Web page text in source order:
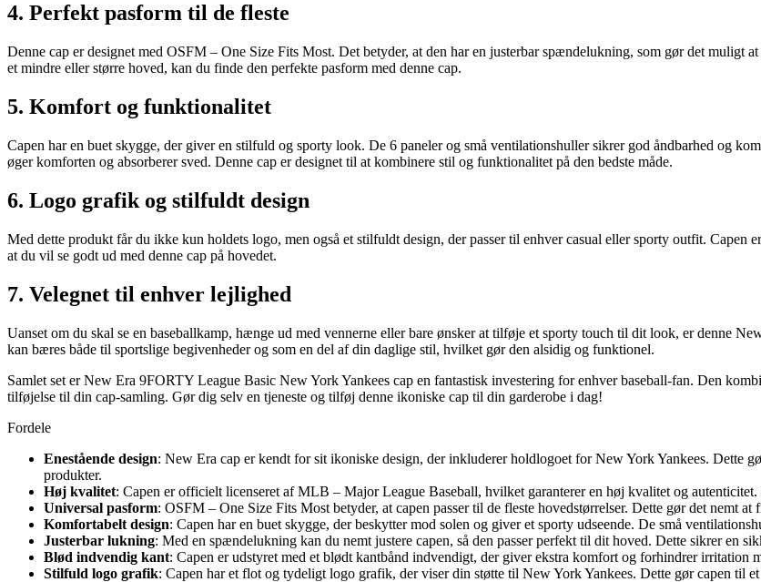
4. Perfekt pasform til de fleste
Denne cap er designet med OSFM – One Size Fits Most. Det betyder, at den har en justerbar spændelukning, som gør det muligt
et mindre eller større hoved, kan du finde den perfekte pasform med denne cap.
5. Komfort og funktionalitet
Capen har en buet skygge, der giver en stilfuld og sporty look. De 6 paneler og små ventilationshuller sikrer god åndbarhed og
øger komforten og absorberer sved. Denne cap er designet til at kombinere stil og funktionalitet på den bedste måde.
6. Logo grafik og stilfuldt design
Med dette produkt får du ikke kun holdets logo, men også et stilfuldt design, der passer til enhver casual eller sporty outfit.
at du vil se godt ud med denne cap på hovedet.
7. Velegnet til enhver lejlighed
Uanset om du skal se en baseballkamp, hænge ud med vennerne eller bare ønsker at tilføje et sporty touch til dit look, er denne
kan bæres både til sportslige begivenheder og som en del af din daglige stil, hvilket gør den alsidig og funktionel.
Samlet set er New Era 9FORTY League Basic New York Yankees cap en fantastisk investering for enhver baseball-fan. Den
tilføjelse til din cap-samling. Gør dig selv en tjeneste og tilføj denne ikoniske cap til din garderobe i dag!
Fordele
Enestående design: New Era cap er kendt for sit ikoniske design, der inkluderer holdlogoet for New York Yankees. Dette
produkter.
Høj kvalitet: Capen er officielt licenseret af MLB – Major League Baseball, hvilket garanterer en høj kvalitet og
Universal pasform: OSFM – One Size Fits Most betyder, at capen passer til de fleste hovedstørrelser. Dette gør det nemt
Komfortabelt design: Capen har en buet skygge, der beskytter mod solen og giver et sporty udseende. De små
Justerbar lukning: Med en spændelukning kan du nemt justere capen, så den passer perfekt til dit hoved. Dette sikrer en
Blød indvendig kant: Capen er udstyret med et blødt kantbånd indvendigt, der giver ekstra komfort og forhindrer irritation
Stilfuld logo grafik: Capen har et flot og tydeligt logo grafik, der viser din støtte til New York Yankees. Dette gør capen til